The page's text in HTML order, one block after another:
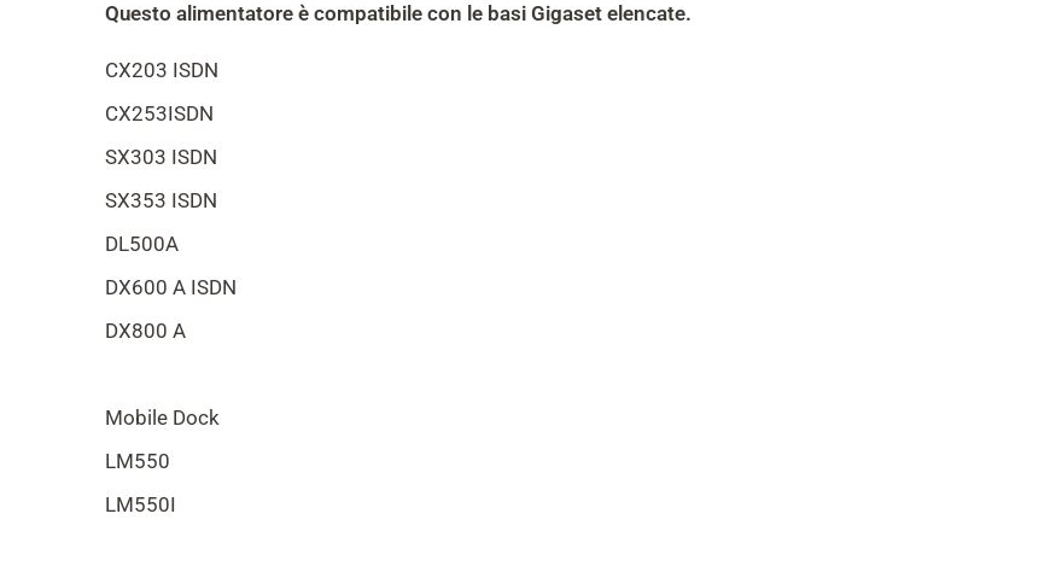
Questo alimentatore è compatibile con le basi Gigaset elencate.
CX203 ISDN
CX253ISDN
SX303 ISDN
SX353 ISDN
DL500A
DX600 A ISDN
DX800 A
Mobile Dock
LM550
LM550I